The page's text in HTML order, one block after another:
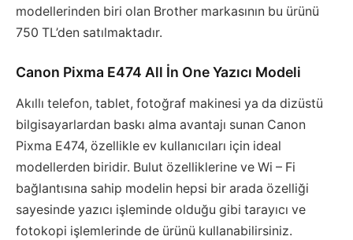
modellerinden biri olan Brother markasının bu ürünü
750 TL’den satılmaktadır.
Canon Pixma E474 All İn One Yazıcı Modeli
Akıllı telefon, tablet, fotoğraf makinesi ya da dizüstü
bilgisayarlardan baskı alma avantajı sunan Canon
Pixma E474, özellikle ev kullanıcıları için ideal
modellerden biridir. Bulut özelliklerine ve Wi – Fi
bağlantısına sahip modelin hepsi bir arada özelliği
sayesinde yazıcı işleminde olduğu gibi tarayıcı ve
fotokopi işlemlerinde de ürünü kullanabilirsiniz.